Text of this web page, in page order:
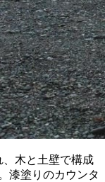
、木と土壁で構成
漆塗りのカウンタ